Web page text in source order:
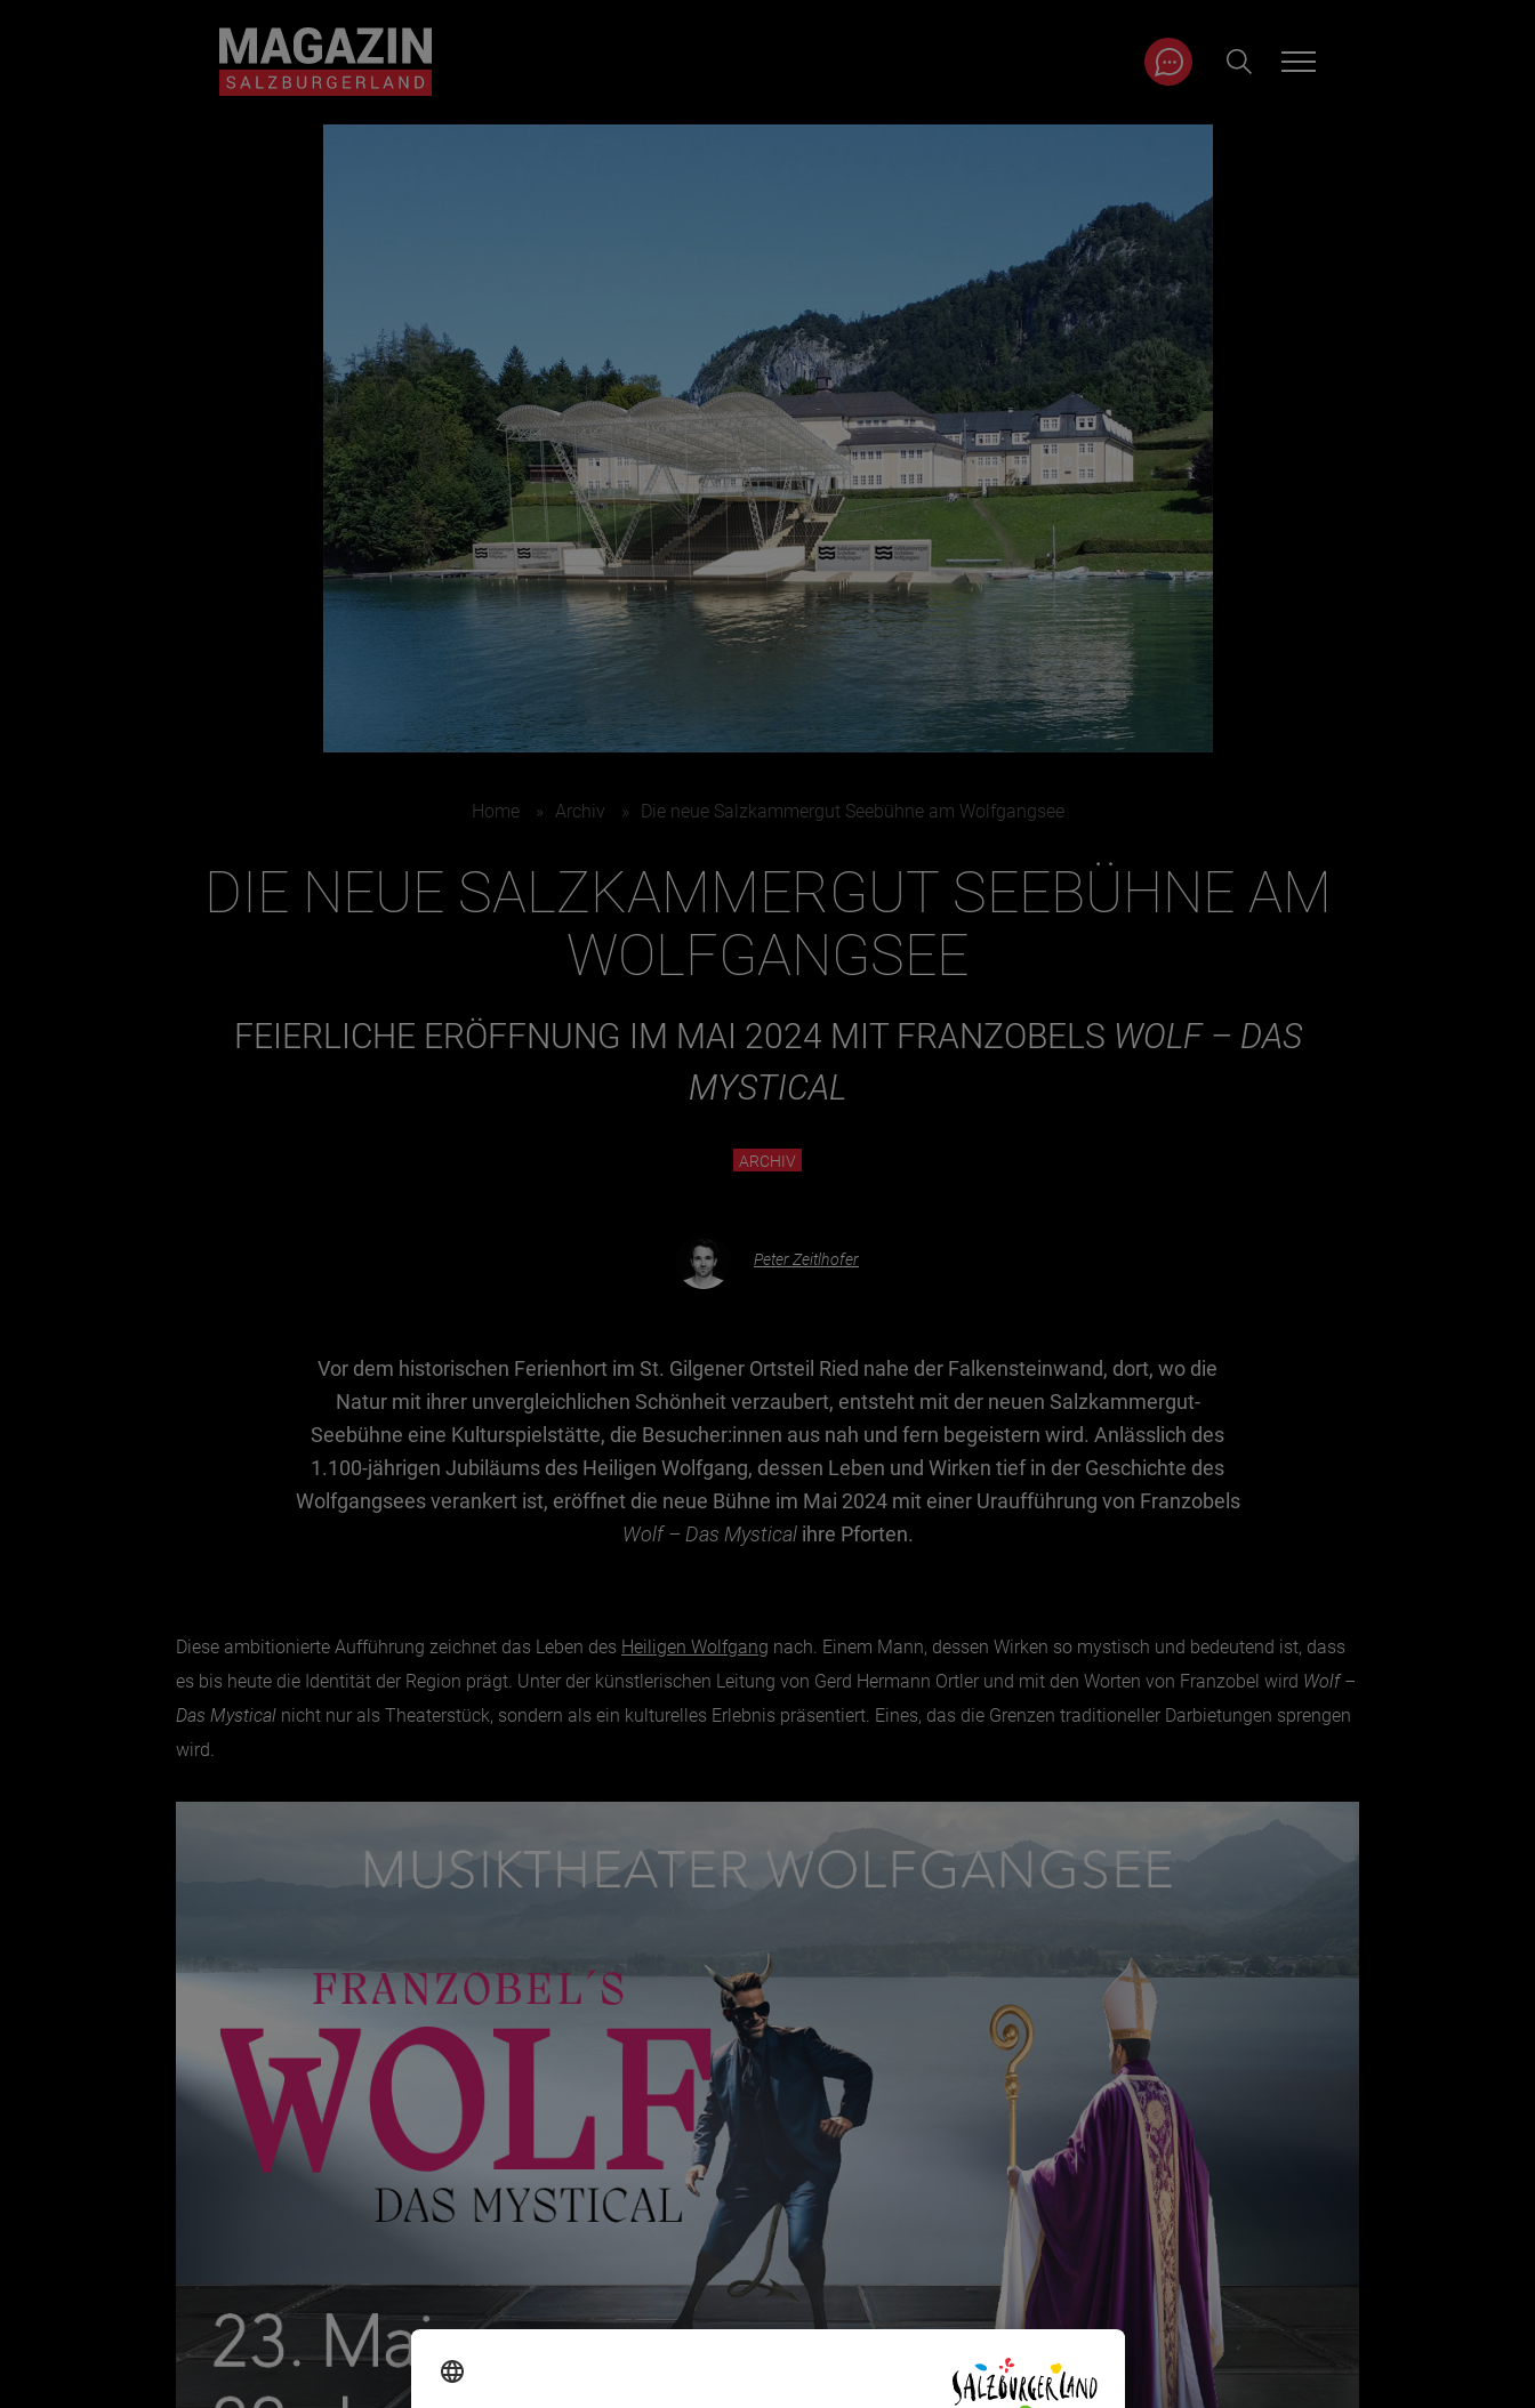
BEITRÄGE IN MEINER NÄHE ANZEIGEN
Nachhaltigkeit
Sehenswürdig
Lifestyle
Hotel & Reise
Archiv
Jänner
Februar
März
April
Mai
Juni
Juli
August
September
Oktober
November
Dezember
Home » Archiv » Die neue Salzkammergut Seebühne am Wolfgangsee
DIE NEUE SALZKAMMERGUT SEEBÜHNE AM
WOLFGANGSEE
FEIERLICHE ERÖFFNUNG IM MAI 2024 MIT FRANZOBELS WOLF – DAS
MYSTICAL
ARCHIV
Peter Zeitlhofer
Vor dem historischen Ferienhort im St. Gilgener Ortsteil Ried nahe der Falkensteinwand, dort, wo die
Natur mit ihrer unvergleichlichen Schönheit verzaubert, entsteht mit der neuen Salzkammergut-
Seebühne eine Kulturspielstätte, die Besucher:innen aus nah und fern begeistern wird. Anlässlich des
1.100-jährigen Jubiläums des Heiligen Wolfgang, dessen Leben und Wirken tief in der Geschichte des
Wolfgangsees verankert ist, eröffnet die neue Bühne im Mai 2024 mit einer Uraufführung von Franzobels
Wolf – Das Mysticalihre Pforten.
Diese ambitionierte Aufführung zeichnet das Leben des Heiligen Wolfgang nach. Einem Mann, dessen Wirken so mystisch und bedeutend ist, dass
es bis heute die Identität der Region prägt. Unter der künstlerischen Leitung von Gerd Hermann Ortler und mit den Worten von Franzobel wird Wolf –
Das Mystical nicht nur als Theaterstück, sondern als ein kulturelles Erlebnis präsentiert. Eines, das die Grenzen traditioneller Darbietungen sprengen
wird.